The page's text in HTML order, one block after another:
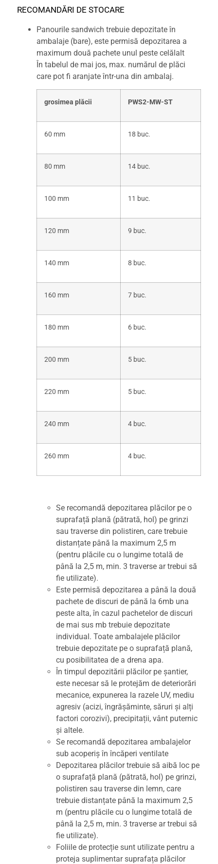
RECOMANDĂRI DE STOCARE
Panourile sandwich trebuie depozitate în
ambalaje (bare), este permisă depozitarea a
maximum două pachete unul peste celălalt
În tabelul de mai jos, max. numărul de plăci
care pot fi aranjate într-una din ambalaj.
grosimea plăcii PWS2-MW-ST
60 mm 18 buc.
80 mm 14 buc.
100 mm 11 buc.
120 mm 9 buc.
140 mm 8 buc.
160 mm 7 buc.
180 mm 6 buc.
200 mm 5 buc.
220 mm 5 buc.
240 mm 4 buc.
260 mm 4 buc.
Se recomandă depozitarea plăcilor pe o
suprafață plană (pătrată, hol) pe grinzi
sau traverse din polistiren, care trebuie
distanțate până la maximum 2,5 m
(pentru plăcile cu o lungime totală de
până la 2,5 m, min. 3 traverse ar trebui să
fie utilizate).
Este permisă depozitarea a până la două
pachete de discuri de până la 6mb una
peste alta, în cazul pachetelor de discuri
de mai sus mb trebuie depozitate
individual. Toate ambalajele plăcilor
trebuie depozitate pe o suprafață plană,
cu posibilitatea de a drena apa.
În timpul depozitării plăcilor pe șantier,
este necesar să le protejăm de deteriorări
mecanice, expunerea la razele UV, mediu
agresiv (acizi, îngrășăminte, săruri și alți
factori corozivi), precipitații, vânt puternic
și altele.
Se recomandă depozitarea ambalajelor
sub acoperiș în încăperi ventilate
Depozitarea plăcilor trebuie să aibă loc pe
o suprafață plană (pătrată, hol) pe grinzi,
polistiren sau traverse din lemn, care
trebuie distanțate până la maximum 2,5
m (pentru plăcile cu o lungime totală de
până la 2,5 m, min. 3 traverse ar trebui să
fie utilizate).
Foliile de protecție sunt utilizate pentru a
proteja suplimentar suprafața plăcilor